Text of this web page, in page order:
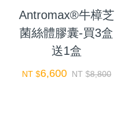
Antromax®牛樟芝
菌絲體膠囊-買3盒
送1盒
NT $6,600 NT $8,800